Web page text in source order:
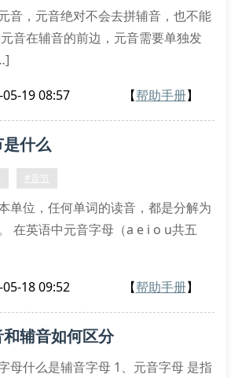
音，元音绝对不会去拼辅音，也不能
音在辅音的前边，元音需要单独发
19 08:57 【帮助手册】
什么
#音节
单位，任何单词的读音，都是分解为
在英语中元音字母（a e i o u共五
18 09:52 【帮助手册】
辅音如何区分
母什么是辅音字母 1、元音字母 是指